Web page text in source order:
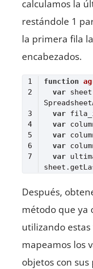
calculamos la
restándole 1
la primera fila
encabezados.
function
var
var
var
var
var
var
Después,
método que ya
utilizando
mapeamos los
objetos con